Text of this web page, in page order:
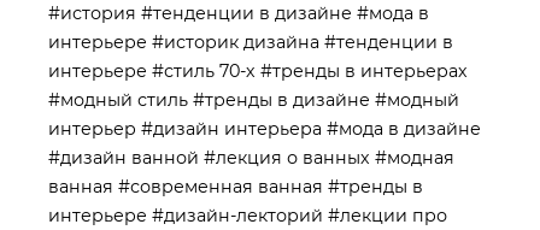
#история #тенденции в дизайне #мода в
интерьере #историк дизайна #тенденции в
интерьере #стиль 70-х #тренды в интерьерах
#модный стиль #тренды в дизайне #модный
интерьер #дизайн интерьера #мода в дизайне
#дизайн ванной #лекция о ванных #модная
ванная #современная ванная #тренды в
интерьере #дизайн-лекторий #лекции про